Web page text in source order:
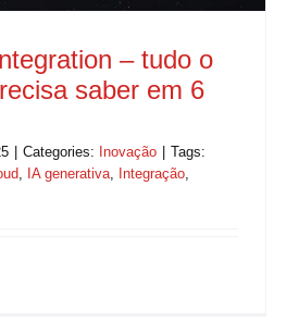
– tudo o
saber em 6
Categories: Inovação
Tags:
, IA generativa, Integração,